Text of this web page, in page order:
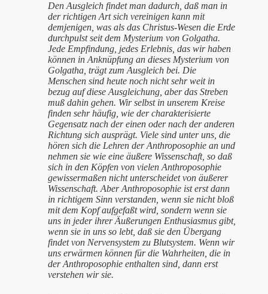
Den Ausgleich findet man dadurch, daß man in
der richtigen Art sich vereinigen kann mit
demjenigen, was als das Christus-Wesen die Erde
durchpulst seit dem Mysterium von Golgatha.
Jede Empfindung, jedes Erlebnis, das wir haben
können in Anknüpfung an dieses Mysterium von
Golgatha, trägt zum Ausgleich bei. Die
Menschen sind heute noch nicht sehr weit in
bezug auf diese Ausgleichung, aber das Streben
muß dahin gehen. Wir selbst in unserem Kreise
finden sehr häufig, wie der charakterisierte
Gegensatz nach der einen oder nach der anderen
Richtung sich ausprägt. Viele sind unter uns, die
hören sich die Lehren der Anthroposophie an und
nehmen sie wie eine äußere Wissenschaft, so daß
sich in den Köpfen von vielen Anthroposophie
gewissermaßen nicht unterscheidet von äußerer
Wissenschaft. Aber Anthroposophie ist erst dann
in richtigem Sinn verstanden, wenn sie nicht bloß
mit dem Kopf aufgefaßt wird, sondern wenn sie
uns in jeder ihrer Äußerungen Enthusiasmus gibt,
wenn sie in uns so lebt, daß sie den Übergang
findet von Nervensystem zu Blutsystem. Wenn wir
uns erwärmen können für die Wahrheiten, die in
der Anthroposophie enthalten sind, dann erst
verstehen wir sie.